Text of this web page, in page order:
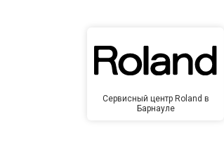
Сервисный центр Roland в
Барнауле